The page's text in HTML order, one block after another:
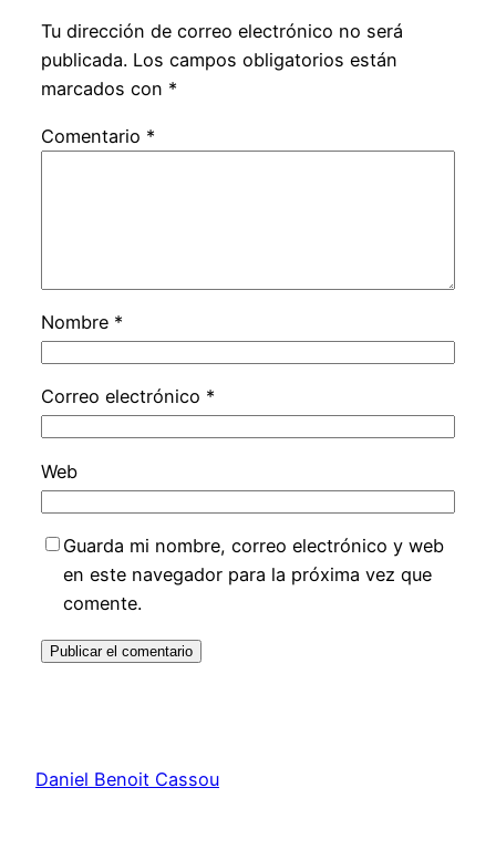
Tu dirección de correo electrónico no será
publicada. Los campos obligatorios están
marcados con *
Comentario *
Nombre *
Correo electrónico *
Web
Guarda mi nombre, correo electrónico y web
en este navegador para la próxima vez que
comente.
Daniel Benoit Cassou